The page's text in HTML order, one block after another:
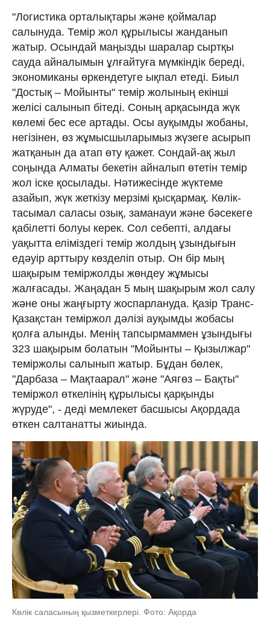
"Логистика орталықтары және қоймалар
салынуда. Темір жол құрылысы жанданып
жатыр. Осындай маңызды шаралар сыртқы
сауда айналымын ұлғайтуға мүмкіндік береді,
экономиканы өркендетуге ықпал етеді. Биыл
"Достық – Мойынты" темір жолының екінші
желісі салынып бітеді. Соның арқасында жүк
көлемі бес есе артады. Осы ауқымды жобаны,
негізінен, өз жұмысшыларымыз жүзеге асырып
жатқанын да атап өту қажет. Сондай-ақ жыл
соңында Алматы бекетін айналып өтетін темір
жол іске қосылады. Нәтижесінде жүктеме
азайып, жүк жеткізу мерзімі қысқармақ. Көлік-
тасымал саласы озық, заманауи және бәсекеге
қабілетті болуы керек. Сол себепті, алдағы
уақытта еліміздегі темір жолдың ұзындығын
едәуір арттыру көзделіп отыр. Он бір мың
шақырым теміржолды жөндеу жұмысы
жалғасады. Жаңадан 5 мың шақырым жол салу
және оны жаңғырту жоспарлануда. Қазір Транс-
Қазақстан теміржол дәлізі ауқымды жобасы
қолға алынды. Менің тапсырмаммен ұзындығы
323 шақырым болатын "Мойынты – Қызылжар"
теміржолы салынып жатыр. Бұдан бөлек,
"Дарбаза – Мақтаарал" және "Аягөз – Бақты"
теміржол өткелінің құрылысы қарқынды
жүруде", - деді мемлекет басшысы Ақордада
өткен салтанатты жиында.
Көлік саласының қызметкерлері. Фото: Ақорда